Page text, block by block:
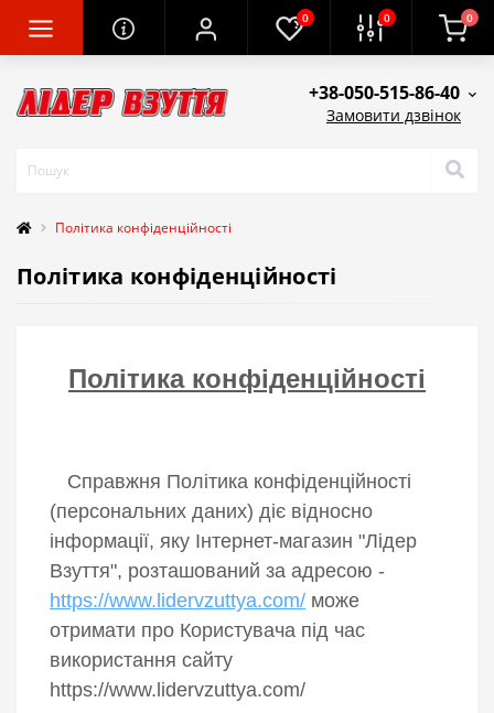
0 0 0
+38-050-515-86-40
Замовити дзвінок
Політика конфіденційності
Політика конфіденційності
Політика конфіденційності
Справжня Політика конфіденційності
(персональних даних) діє відносно
інформації, яку Інтернет-магазин "Лідер
Взуття", розташований за адресою -
https://www.lidervzuttya.com/ може
отримати про Користувача під час
використання сайту
https://www.lidervzuttya.com/